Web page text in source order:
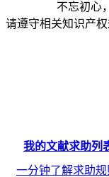
不忘初心
请遵守相关知识产
我的文献求助列
一分钟了解求助规